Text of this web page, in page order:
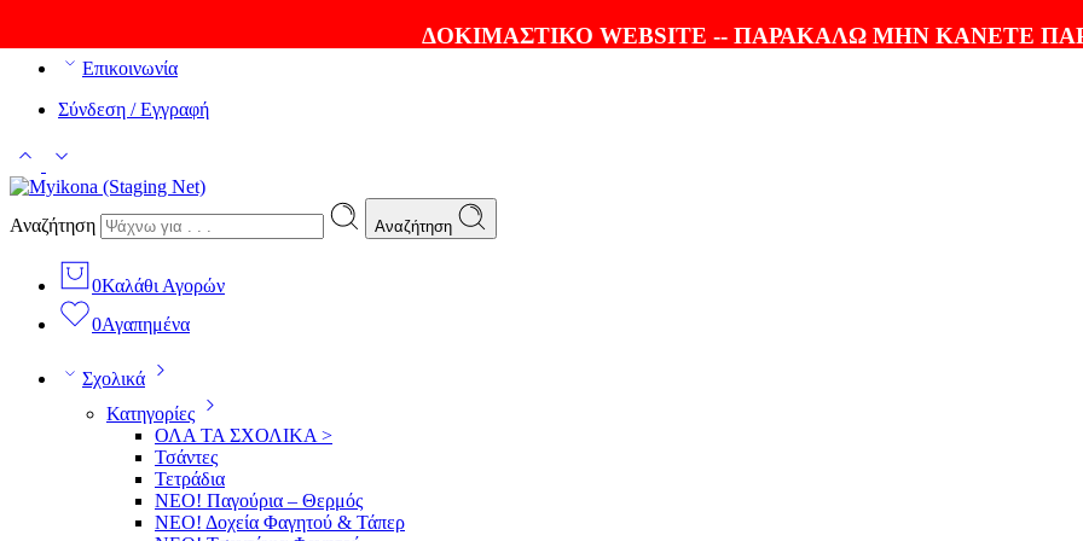
ΔΟΚΙΜΑΣΤΙΚΟ WEBSITE -- ΠΑΡΑΚΑΛΩ ΜΗΝ ΚΑΝΕΤΕ
Επικοινωνία
Σύνδεση / Εγγραφή
Αναζήτηση Αναζήτηση
0Καλάθι Αγορών
0Αγαπημένα
Σχολικά
Κατηγορίες
ΟΛΑ ΤΑ ΣΧΟΛΙΚΑ >
Τσάντες
Τετράδια
ΝΕΟ! Παγούρια – Θερμός
ΝΕΟ! Δοχεία Φαγητού & Τάπερ